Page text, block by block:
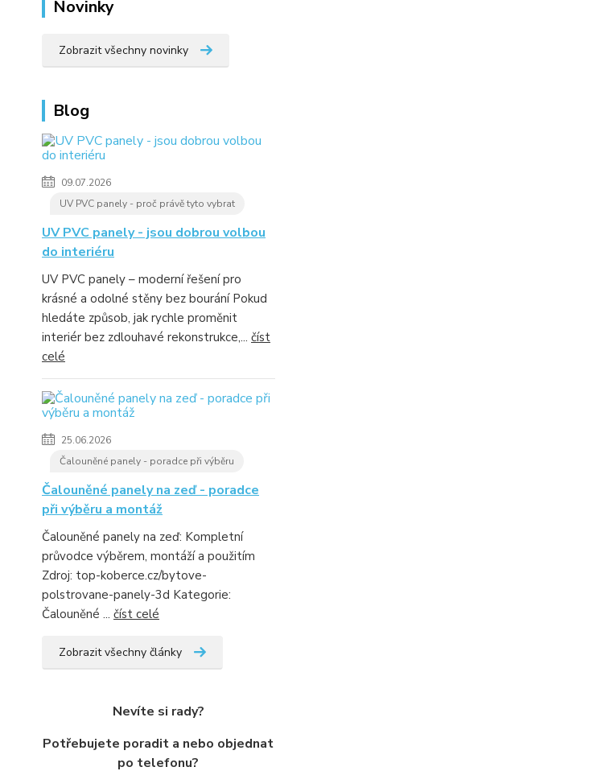
Novinky
Zobrazit všechny novinky
Blog
09.07.2026
UV PVC panely - proč právě tyto vybrat
UV PVC panely - jsou dobrou volbou
do interiéru
UV PVC panely – moderní řešení pro
krásné a odolné stěny bez bourání Pokud
hledáte způsob, jak rychle proměnit
interiér bez zdlouhavé rekonstrukce,... číst
celé
25.06.2026
Čalouněné panely - poradce při výběru
Čalouněné panely na zeď - poradce
při výběru a montáž
Čalouněné panely na zeď: Kompletní
průvodce výběrem, montáží a použitím
Zdroj: top-koberce.cz/bytove-
polstrovane-panely-3d Kategorie:
Čalouněné ... číst celé
Zobrazit všechny články
Nevíte si rady?
Potřebujete poradit a nebo objednat
po telefonu?